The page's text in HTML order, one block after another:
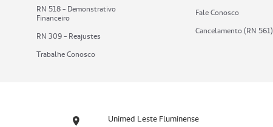
RN 518 - Demonstrativo
Financeiro
RN 309 - Reajustes
Trabalhe Conosco
Fale Conosco
Cancelamento (RN 561)
Unimed Leste Fluminense